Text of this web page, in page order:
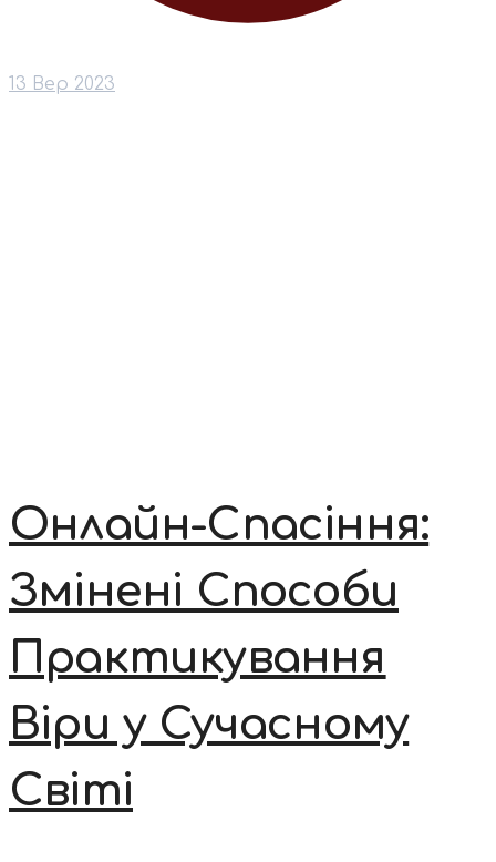
13 Вер 2023
Онлайн-Спасіння:
Змінені Способи
Практикування
Віри у Сучасному
Світі